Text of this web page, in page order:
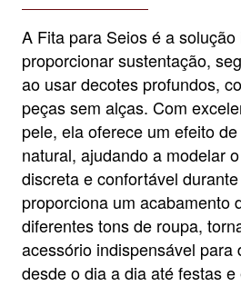
A Fita para Seios é a
proporcionar sustentação,
ao usar decotes profundos,
peças sem alças. Com
pele, ela oferece um efeito
natural, ajudando a modelar
discreta e confortável
proporciona um acabamento
diferentes tons de roupa,
acessório indispensável para
desde o dia a dia até festas